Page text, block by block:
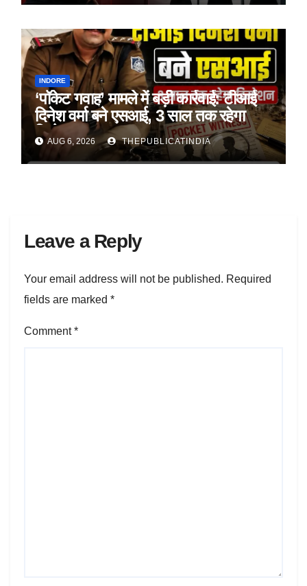
INDORE
‘पॉकेट गवाह’ मामले में बड़ी कार्रवाई: टीआई
दिनेश वर्मा बने एसआई, 3 साल तक रहेगा
डिमोशन
AUG 6, 2026 THEPUBLICATINDIA
Leave a Reply
Your email address will not be published. Required
fields are marked *
Comment*